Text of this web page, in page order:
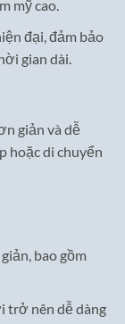
mỹ cao.
đại, đảm bảo
gian dài.
giản và dễ
hoặc di chuyển
bao gồm
trở nên dễ dàng